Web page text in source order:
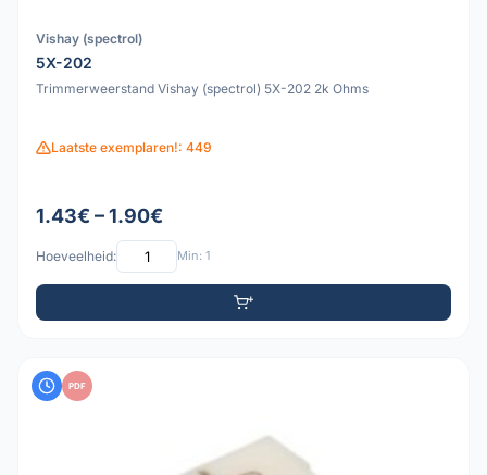
Vishay (spectrol)
5X-202
Trimmerweerstand Vishay (spectrol) 5X-202 2k Ohms
Laatste exemplaren!: 449
1.43€ – 1.90€
Hoeveelheid: Min: 1
PDF